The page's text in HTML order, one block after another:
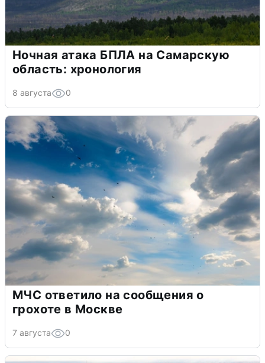
Ночная атака БПЛА на Самарскую
область: хронология
8 августа 0
МЧС ответило на сообщения о
грохоте в Москве
7 августа 0